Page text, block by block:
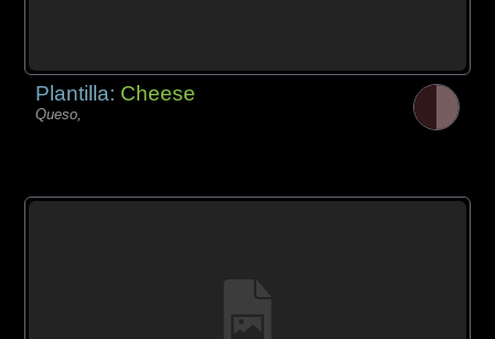
Plantilla: Cheese
Queso,